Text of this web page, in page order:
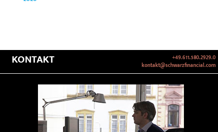
KONTAKT
+49.611.580.2929.0
kontakt@schwarzfinancial.com